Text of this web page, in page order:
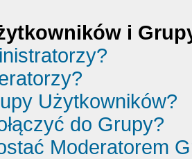
i
Użytkowników?
do Grupy?
Moderatorem